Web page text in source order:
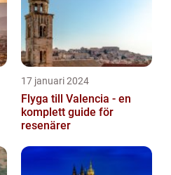
17 januari 2024
Flyga till Valencia - en
komplett guide för
resenärer